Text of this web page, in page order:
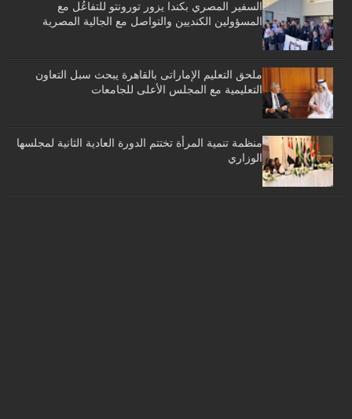
السفير المصري بكندا يزور تورونتو للتفاعُل مع
المسؤولين الكنديين والتواصل مع الجالية المصرية
ملحق التعليم الإماراتى بالقاهرة يبحث سبل التعاون
التعليمية مع المجلس الأعلى للجامعات
منظمة تنمية المرأة تختتم الدورة العادية الثانية لمجلسها
الوزاري